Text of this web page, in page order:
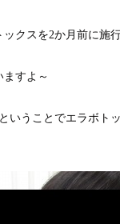
クスを2か月前に施
すよ～
いうことでエラボト